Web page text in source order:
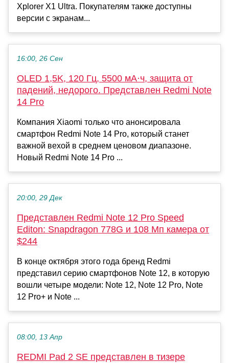
Xplorer X1 Ultra. Покупателям также доступны
версии с экранам...
16:00, 26 Сен
OLED 1,5K, 120 Гц, 5500 мА·ч, защита от
падений, недорого. Представлен Redmi Note
14 Pro
Компания Xiaomi только что анонсировала
смартфон Redmi Note 14 Pro, который станет
важной вехой в среднем ценовом диапазоне.
Новый Redmi Note 14 Pro ...
20:00, 29 Дек
Представлен Redmi Note 12 Pro Speed
Editon: Snapdragon 778G и 108 Мп камера от
$244
В конце октября этого года бренд Redmi
представил серию смартфонов Note 12, в которую
вошли четыре модели: Note 12, Note 12 Pro, Note
12 Pro+ и Note ...
08:00, 13 Апр
REDMI Pad 2 SE представлен в тизере